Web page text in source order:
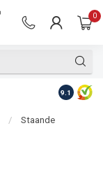
0
Op
9.1
/
Staande